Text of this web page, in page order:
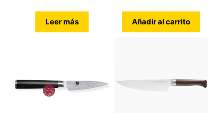
Leer más Añadir al carrito